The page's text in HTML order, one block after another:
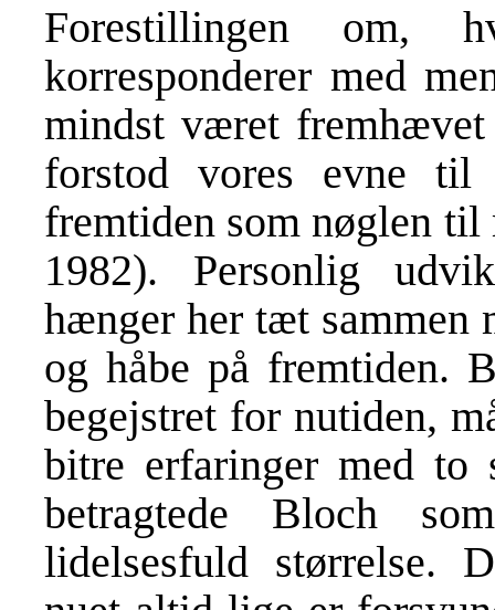
Forestillingen om,
korresponderer med
mindst været
forstod vores evne
fremtiden som nøglen
1982). Personlig
hænger her tæt sammen
og håbe på fremtiden.
begejstret for nutiden,
bitre erfaringer med to
betragtede Bloch
lidelsesfuld størrelse.